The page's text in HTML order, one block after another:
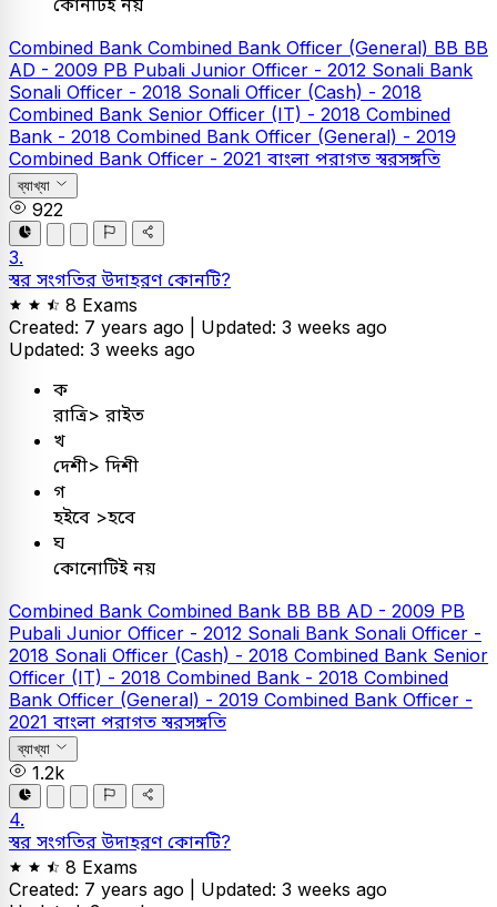
কোনটিই নয়
Combined Bank Combined Bank Officer (General) BB BB
AD - 2009 PB Pubali Junior Officer - 2012 Sonali Bank
Sonali Officer - 2018 Sonali Officer (Cash) - 2018
Combined Bank Senior Officer (IT) - 2018 Combined
Bank - 2018 Combined Bank Officer (General) - 2019
Combined Bank Officer - 2021 বাংলা পরাগত স্বরসঙ্গতি
ব্যাখ্যা
922
3.
স্বর সংগতির উদাহরণ কোনটি?
8 Exams
Created: 7 years ago | Updated: 3 weeks ago
Updated: 3 weeks ago
ক
রাত্রি> রাইত
খ
দেশী> দিশী
গ
হইবে >হবে
ঘ
কোনোটিই নয়
Combined Bank Combined Bank BB BB AD - 2009 PB
Pubali Junior Officer - 2012 Sonali Bank Sonali Officer -
2018 Sonali Officer (Cash) - 2018 Combined Bank Senior
Officer (IT) - 2018 Combined Bank - 2018 Combined
Bank Officer (General) - 2019 Combined Bank Officer -
2021 বাংলা পরাগত স্বরসঙ্গতি
ব্যাখ্যা
1.2k
4.
স্বর সংগতির উদাহরণ কোনটি?
8 Exams
Created: 7 years ago | Updated: 3 weeks ago